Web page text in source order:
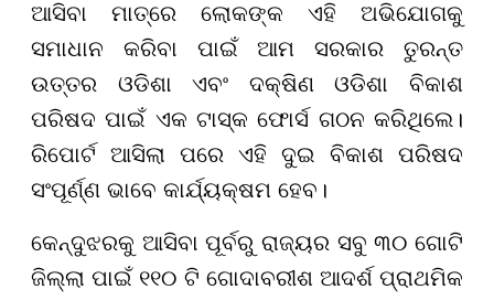
ଆସିବା ମାତ୍ରେ ଲୋକଙ୍କ ଏହି ଅଭିଯୋଗକୁ
ସମାଧାନ କରିବା ପାଇଁ ଆମ ସରକାର ତୁରନ୍ତ
ଉତ୍ତର ଓଡିଶା ଏବଂ ଦକ୍ଷିଣ ଓଡିଶା ବିକାଶ
ପରିଷଦ ପାଇଁ ଏକ ଟାସ୍କ ଫୋର୍ସ ଗଠନ କରିଥିଲେ।
ରିପୋର୍ଟ ଆସିଲା ପରେ ଏହି ଦୁଇ ବିକାଶ ପରିଷଦ
ସଂପୂର୍ଣ୍ଣ ଭାବେ କାର୍ଯ୍ୟକ୍ଷମ ହେବ।
କେନ୍ଦୁଝରକୁ ଆସିବା ପୂର୍ବରୁ ରାଜ୍ୟର ସବୁ ୩୦ ଗୋଟି
ଜିଲ୍ଲା ପାଇଁ ୧୧୦ ଟି ଗୋଦାବରୀଶ ଆଦର୍ଶ ପ୍ରାଥମିକ